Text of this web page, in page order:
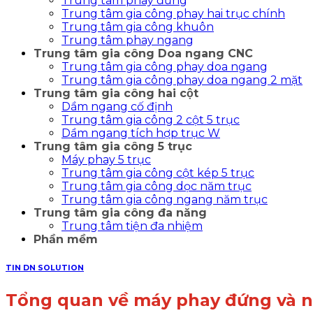
Trung tâm gia công phay hai trục chính
Trung tâm gia công khuôn
Trung tâm phay ngang
Trung tâm gia công Doa ngang CNC
Trung tâm gia công phay doa ngang
Trung tâm gia công phay doa ngang 2 mặt
Trung tâm gia công hai cột
Dầm ngang cố định
Trung tâm gia công 2 cột 5 trục
Dầm ngang tích hợp trục W
Trung tâm gia công 5 trục
Máy phay 5 trục
Trung tâm gia công cột kép 5 trục
Trung tâm gia công dọc năm trục
Trung tâm gia công ngang năm trục
Trung tâm gia công đa năng
Trung tâm tiện đa nhiệm
Phần mềm
TIN DN SOLUTION
Tổng quan về máy phay đứng và